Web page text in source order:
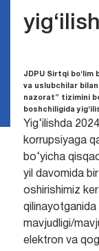
JDPU Sirtqi bo‘lim
va uslubchilar
nazorat” tizimini
boshchiligida
Yig‘ilishda
korrupsiyaga
bo‘yicha
yil davomida
oshirishimiz
qilinayotganida
mavjudligi/
elektron va